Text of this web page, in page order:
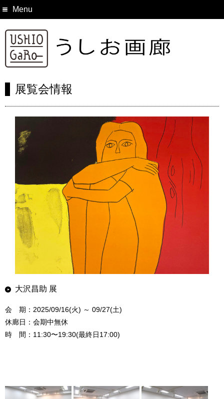
Menu
展覧会情報
大沢昌助 展
会 期：2025/09/16(火) ～ 09/27(土)
休廊日：会期中無休
時 間：11:30〜19:30(最終日17:00)